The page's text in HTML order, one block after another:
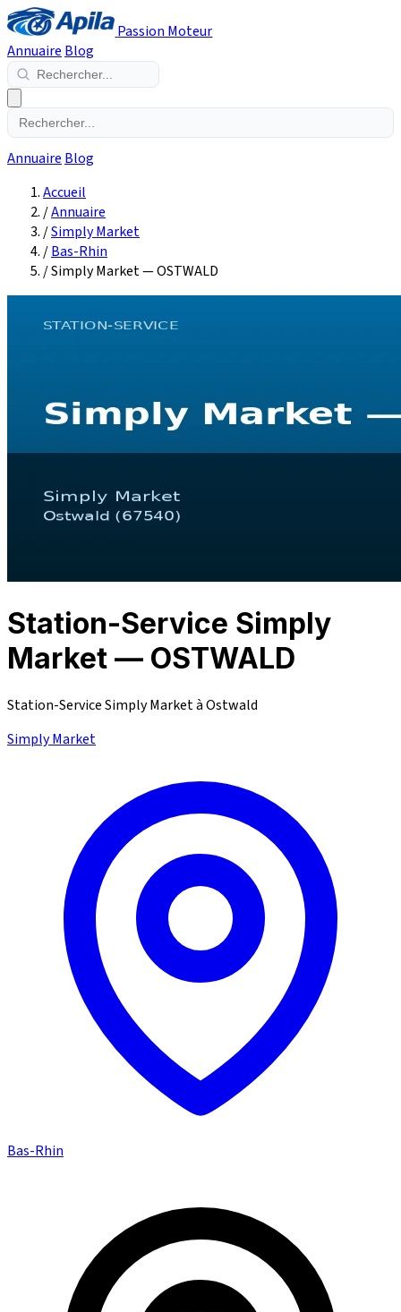
Passion Moteur
Annuaire Blog
Annuaire Blog
Accueil
/Annuaire
/Simply Market
/Bas-Rhin
/Simply Market — OSTWALD
Station-Service Simply
Market — OSTWALD
Station-Service Simply Market à Ostwald
Simply Market
Bas-Rhin